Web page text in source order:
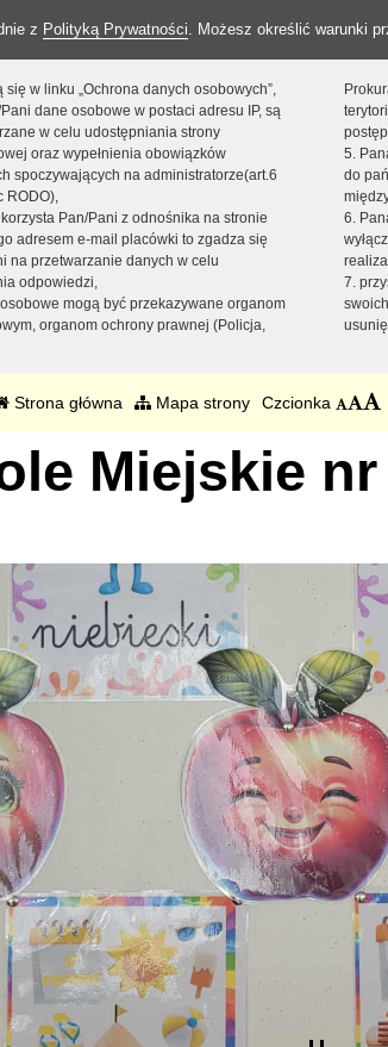
z Polityką Prywatności. Możesz określić warunki
się w linku „Ochrona danych osobowych”,
dane osobowe w postaci adresu IP, są
w celu udostępniania strony
oraz wypełnienia obowiązków
spoczywających na administratorze(art.6
RODO),
Pan/Pani z odnośnika na stronie
adresem e-mail placówki to zgadza się
na przetwarzanie danych w celu
odpowiedzi,
mogą być przekazywane organom
organom ochrony prawnej (Policja,
5.
do
6.
7.
Strona główna Mapa strony Czcionka
Miejskie nr